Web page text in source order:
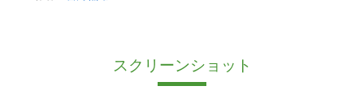
スクリーンショット